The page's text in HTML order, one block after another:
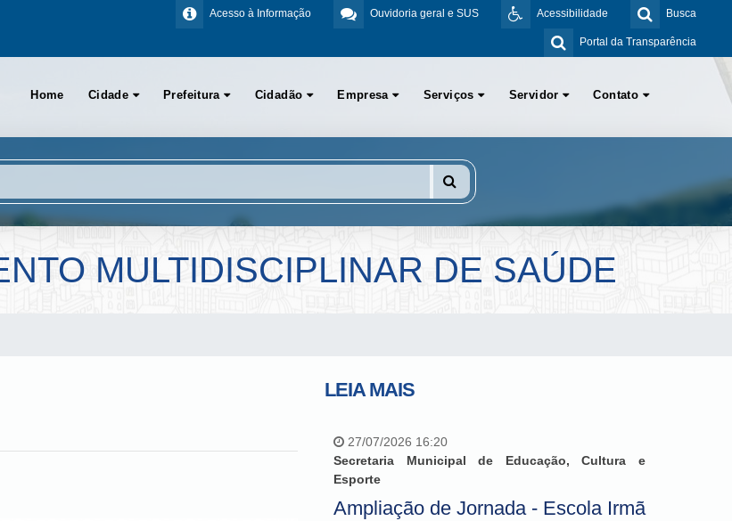
Busca
Acessibilidade
Ouvidoria geral e SUS
Acesso à Informação
Portal da Transparência
Home Cidade Prefeitura Cidadão Empresa Serviços Servidor Contato
MULTIDISCIPLINAR DE SAÚDE
LEIA MAIS
27/07/2026 16:20
Secretaria Municipal de Educação, Cultura e
Esporte
Ampliação de Jornada - Escola Irmã